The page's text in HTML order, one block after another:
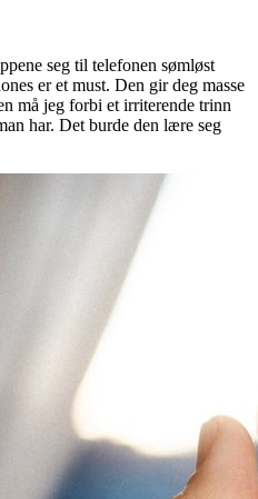
seg til telefonen sømløst
er et must. Den gir deg masse
må jeg forbi et irriterende trinn
har. Det burde den lære seg